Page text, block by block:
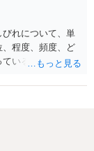
らすると，事故
ているかいない
いないことで済
いかと疑ってい
現場に戻る話
れについて、単
程度、頻度、ど
いることを具体
間痛がある、な
６か月で決まる
初診日が２月２
しょう。 症状固